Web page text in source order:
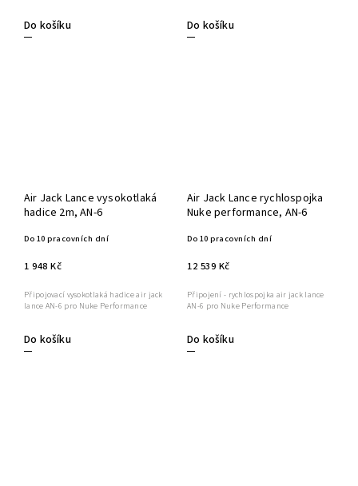
Do košíku Do košíku
Air Jack Lance vysokotlaká
hadice 2m, AN-6
Do 10 pracovních dní
1 948 Kč
Do košíku
Připojovací vysokotlaká hadice air jack
lance AN-6 pro Nuke Performance
Air Jack Lance rychlospojka
Nuke performance, AN-6
Do 10 pracovních dní
12 539 Kč
Do košíku
Připojení - rychlospojka air jack lance
AN-6 pro Nuke Performance